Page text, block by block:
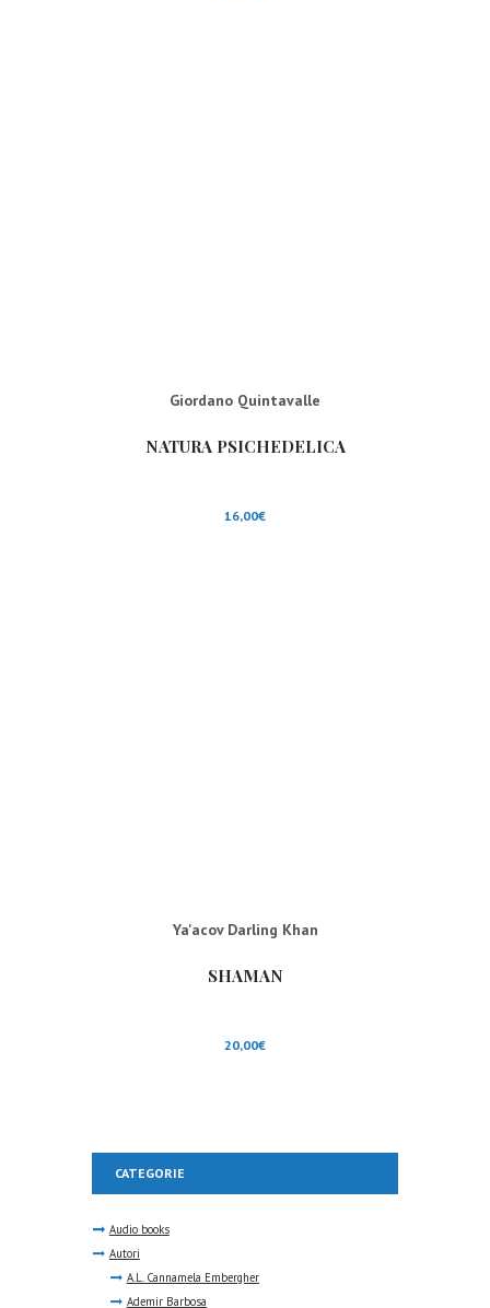
Giordano Quintavalle
NATURA PSICHEDELICA
16,00€
Ya'acov Darling Khan
SHAMAN
20,00€
CATEGORIE
Audio books
Autori
A.L. Cannamela Embergher
Ademir Barbosa